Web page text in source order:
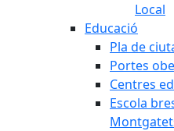
Local
Educació
Pla de
Portes
Centres
Escola